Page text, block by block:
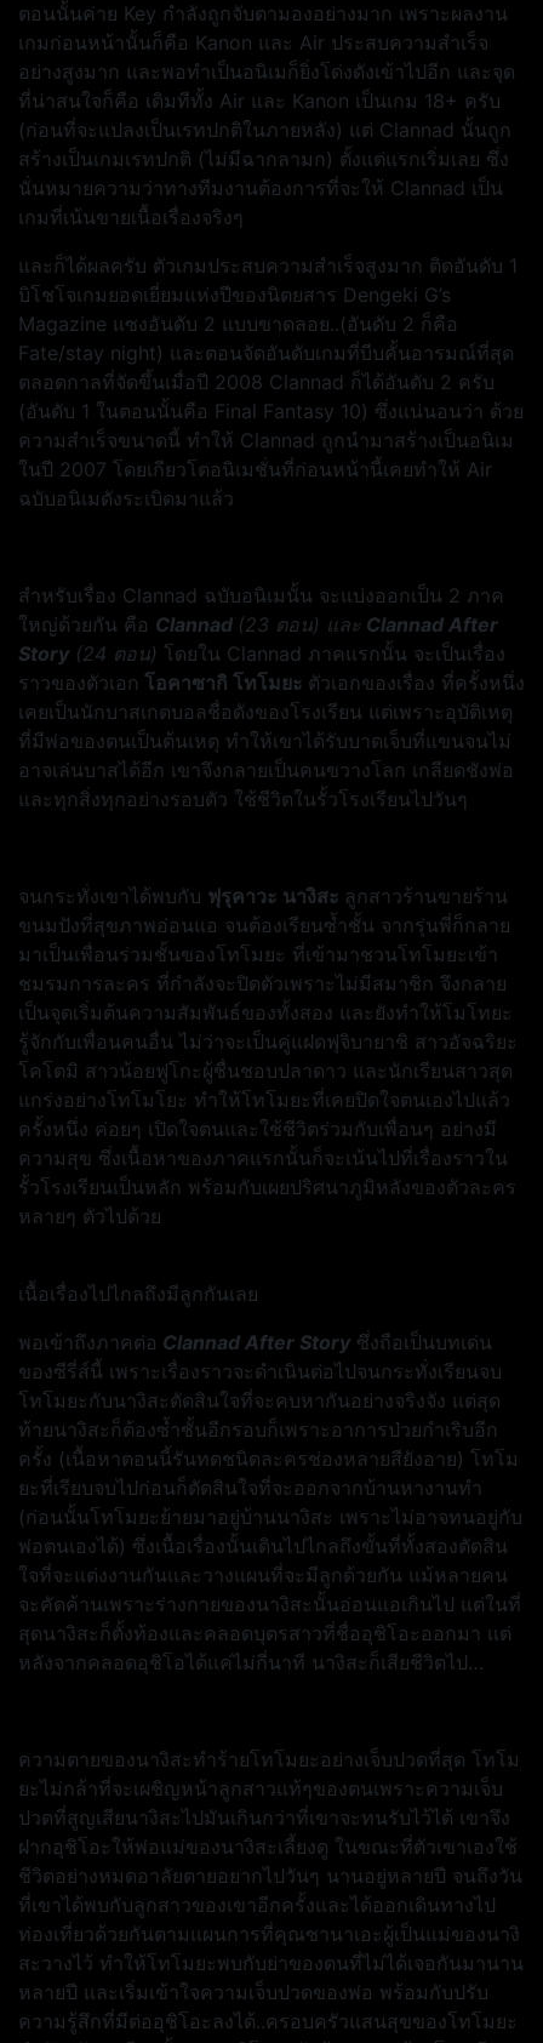
ตอนนั้นค่าย Key กำลังถูกจับตามองอย่างมาก เพราะผลงาน
เกมก่อนหน้านั้นก็คือ Kanon และ Air ประสบความสำเร็จ
อย่างสูงมาก และพอทำเป็นอนิเมก็ยิ่งโด่งดังเข้าไปอีก และจุด
ที่น่าสนใจก็คือ เดิมทีทั้ง Air และ Kanon เป็นเกม 18+ ครับ
(ก่อนที่จะแปลงเป็นเรทปกติในภายหลัง) แต่ Clannad นั้นถูก
สร้างเป็นเกมเรทปกติ (ไม่มีฉากลามก) ตั้งแต่แรกเริ่มเลย ซึ่ง
นั่นหมายความว่าทางทีมงานต้องการที่จะให้ Clannad เป็น
เกมที่เน้นขายเนื้อเรื่องจริงๆ
และก็ได้ผลครับ ตัวเกมประสบความสำเร็จสูงมาก ติดอันดับ 1
บิโชโจเกมยอดเยี่ยมแห่งปีของนิตยสาร Dengeki G’s
Magazine แซงอันดับ 2 แบบขาดลอย..(อันดับ 2 ก็คือ
Fate/stay night) และตอนจัดอันดับเกมที่บีบคั้นอารมณ์ที่สุด
ตลอดกาลที่จัดขึ้นเมื่อปี 2008 Clannad ก็ได้อันดับ 2 ครับ
(อันดับ 1 ในตอนนั้นคือ Final Fantasy 10) ซึ่งแน่นอนว่า ด้วย
ความสำเร็จขนาดนี้ ทำให้ Clannad ถูกนำมาสร้างเป็นอนิเม
ในปี 2007 โดยเกียวโตอนิเมชั่นที่ก่อนหน้านี้เคยทำให้ Air
ฉบับอนิเมดังระเบิดมาแล้ว
สำหรับเรื่อง Clannad ฉบับอนิเมนั้น จะแบ่งออกเป็น 2 ภาค
ใหญ่ด้วยกัน คือ Clannad (23 ตอน) และ Clannad After
Story (24 ตอน) โดยใน Clannad ภาคแรกนั้น จะเป็นเรื่อง
ราวของตัวเอก โอคาซากิ โทโมยะ ตัวเอกของเรื่อง ที่ครั้งหนึ่ง
เคยเป็นนักบาสเกตบอลชื่อดังของโรงเรียน แต่เพราะอุบัติเหตุ
ที่มีพ่อของตนเป็นต้นเหตุ ทำให้เขาได้รับบาดเจ็บที่แขนจนไม่
อาจเล่นบาสได้อีก เขาจึงกลายเป็นคนขวางโลก เกลียดชังพ่อ
และทุกสิ่งทุกอย่างรอบตัว ใช้ชีวิตในรั้วโรงเรียนไปวันๆ
จนกระทั่งเขาได้พบกับ ฟุรุคาวะ นางิสะ ลูกสาวร้านขายร้าน
ขนมปังที่สุขภาพอ่อนแอ จนต้องเรียนซ้ำชั้น จากรุ่นพี่ก็กลาย
มาเป็นเพื่อนร่วมชั้นของโทโมยะ ที่เข้ามาชวนโทโมยะเข้า
ชมรมการละคร ที่กำลังจะปิดตัวเพราะไม่มีสมาชิก จึงกลาย
เป็นจุดเริ่มต้นความสัมพันธ์ของทั้งสอง และยังทำให้โมโทยะ
รู้จักกับเพื่อนคนอื่น ไม่ว่าจะเป็นคู่แฝดฟุจิบายาชิ สาวอัจฉริยะ
โคโตมิ สาวน้อยฟูโกะผู้ชื่นชอบปลาดาว และนักเรียนสาวสุด
แกร่งอย่างโทโมโยะ ทำให้โทโมยะที่เคยปิดใจตนเองไปแล้ว
ครั้งหนึ่ง ค่อยๆ เปิดใจตนและใช้ชีวิตร่วมกับเพื่อนๆ อย่างมี
ความสุข ซึ่งเนื้อหาของภาคแรกนั้นก็จะเน้นไปที่เรื่องราวใน
รั้วโรงเรียนเป็นหลัก พร้อมกับเผยปริศนาภูมิหลังของตัวละคร
หลายๆ ตัวไปด้วย
เนื้อเรื่องไปไกลถึงมีลูกกันเลย
พอเข้าถึงภาคต่อ Clannad After Story ซึ่งถือเป็นบทเด่น
ของซีรี่ส์นี้ เพราะเรื่องราวจะดำเนินต่อไปจนกระทั่งเรียนจบ
โทโมยะกับนางิสะตัดสินใจที่จะคบหากันอย่างจริงจัง แต่สุด
ท้ายนางิสะก็ต้องซ้ำชั้นอีกรอบก็เพราะอาการป่วยกำเริบอีก
ครั้ง (เนื้อหาตอนนี้รันทดชนิดละครช่องหลายสียังอาย) โทโม
ยะที่เรียบจบไปก่อนก็ตัดสินใจที่จะออกจากบ้านหางานทำ
(ก่อนนั้นโทโมยะย้ายมาอยู่บ้านนางิสะ เพราะไม่อาจทนอยู่กับ
พ่อตนเองได้) ซึ่งเนื้อเรื่องนั้นเดินไปไกลถึงขั้นที่ทั้งสองตัดสิน
ใจที่จะแต่งงานกันและวางแผนที่จะมีลูกด้วยกัน แม้หลายคน
จะคัดค้านเพราะร่างกายของนางิสะนั้นอ่อนแอเกินไป แต่ในที่
สุดนางิสะก็ตั้งท้องและคลอดบุตรสาวที่ชื่ออุชิโอะออกมา แต่
หลังจากคลอดอุชิโอได้แค่ไม่กี่นาที นางิสะก็เสียชีวิตไป…
ความตายของนางิสะทำร้ายโทโมยะอย่างเจ็บปวดที่สุด โทโม
ยะไม่กล้าที่จะเผชิญหน้าลูกสาวแท้ๆของตนเพราะความเจ็บ
ปวดที่สูญเสียนางิสะไปมันเกินกว่าที่เขาจะทนรับไว้ได้ เขาจึง
ฝากอุชิโอะให้พ่อแม่ของนางิสะเลี้ยงดู ในขณะที่ตัวเขาเองใช้
ชีวิตอย่างหมดอาลัยตายอยากไปวันๆ นานอยู่หลายปี จนถึงวัน
ที่เขาได้พบกับลูกสาวของเขาอีกครั้งและได้ออกเดินทางไป
ท่องเที่ยวด้วยกันตามแผนการที่คุณซานาเอะผู้เป็นแม่ของนางิ
สะวางไว้ ทำให้โทโมยะพบกับย่าของตนที่ไม่ได้เจอกันมานาน
หลายปี และเริ่มเข้าใจความเจ็บปวดของพ่อ พร้อมกับปรับ
ความรู้สึกที่มีต่ออุชิโอะลงได้..ครอบครัวแสนสุขของโทโมยะ